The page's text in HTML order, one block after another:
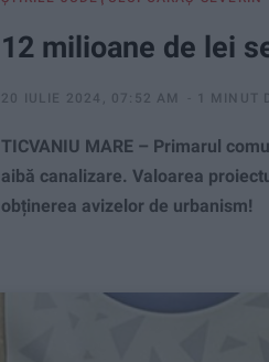
12 milioane de lei
20 IULIE 2024, 07:52 AM 1 MINUT
TICVANIU MARE – Primarul
aibă canalizare. Valoarea
obținerea avizelor de urbanism!